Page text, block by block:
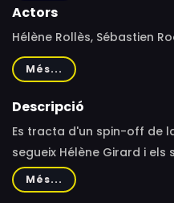
Actors
Hélène Rollès, Sébastien
Courivaud, Karine
Més...
Descripció
Es tracta d'un spin-off de
segueix Hélène Girard i
com a estudiants. Hélène
de la universitat amb la
Més...